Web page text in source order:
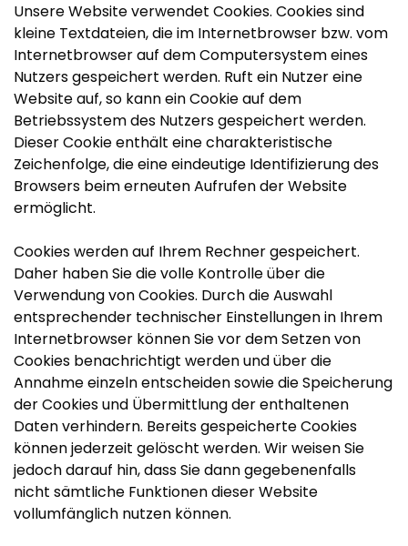
Unsere Website verwendet Cookies. Cookies sind
kleine Textdateien, die im Internetbrowser bzw. vom
Internetbrowser auf dem Computersystem eines
Nutzers gespeichert werden. Ruft ein Nutzer eine
Website auf, so kann ein Cookie auf dem
Betriebssystem des Nutzers gespeichert werden.
Dieser Cookie enthält eine charakteristische
Zeichenfolge, die eine eindeutige Identifizierung des
Browsers beim erneuten Aufrufen der Website
ermöglicht.
Cookies werden auf Ihrem Rechner gespeichert.
Daher haben Sie die volle Kontrolle über die
Verwendung von Cookies. Durch die Auswahl
entsprechender technischer Einstellungen in Ihrem
Internetbrowser können Sie vor dem Setzen von
Cookies benachrichtigt werden und über die
Annahme einzeln entscheiden sowie die Speicherung
der Cookies und Übermittlung der enthaltenen
Daten verhindern. Bereits gespeicherte Cookies
können jederzeit gelöscht werden. Wir weisen Sie
jedoch darauf hin, dass Sie dann gegebenenfalls
nicht sämtliche Funktionen dieser Website
vollumfänglich nutzen können.